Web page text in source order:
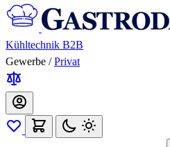
Kühltechnik B2B
Gewerbe / Privat